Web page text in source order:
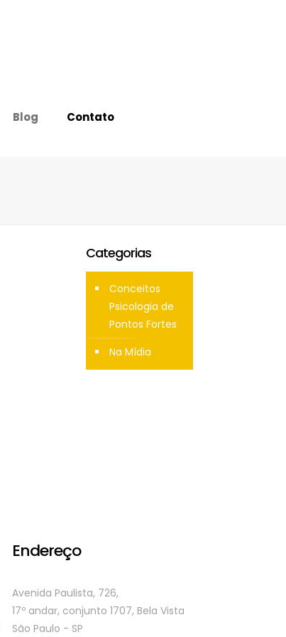
Blog Contato
Categorias
Conceitos
Psicologia de
Pontos Fortes
Na Mídia
Endereço
Avenida Paulista, 726,
17º andar, conjunto 1707, Bela Vista
São Paulo - SP